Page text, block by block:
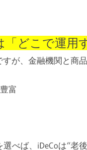
どこで運用
が、金融機関と商
富
べば、iDeCoは“老